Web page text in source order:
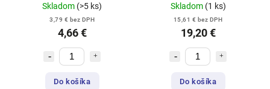
Skladom (>5 ks)
3,79 € bez DPH
4,66 €
Do košíka
Skladom (1 ks)
15,61 € bez DPH
19,20 €
Do košíka